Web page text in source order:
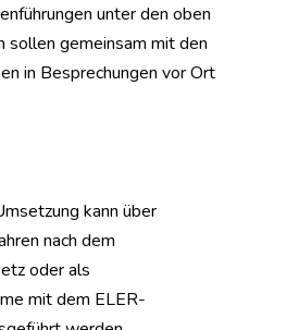
unter den oben
sollen gemeinsam mit den
in Besprechungen vor Ort
kann über
nach dem
oder als
mit dem ELER-